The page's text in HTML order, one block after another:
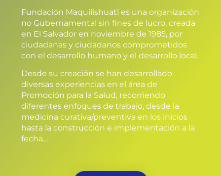
Fundación Maquilishuatl es una organización
no Gubernamental sin fines de lucro, creada
en El Salvador en noviembre de 1985, por
ciudadanas y ciudadanos comprometidos
con el desarrollo humano y el desarrollo local.
Desde su creación se han desarrollado
diversas experiencias en el área de
Promoción para la Salud, recorriendo
diferentes enfoques de trabajo, desde la
medicina curativa/preventiva en los inicios
hasta la construcción e implementación a la
fecha…